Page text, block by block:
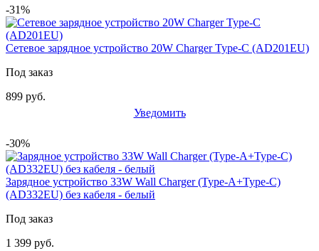
-31%
Сетевое зарядное устройство 20W Сharger Type-C (AD201EU)
Под заказ
899 руб.
Уведомить
-30%
Зарядное устройство 33W Wall Charger (Type-A+Type-C)
(AD332EU) без кабеля - белый
Под заказ
1 399 руб.